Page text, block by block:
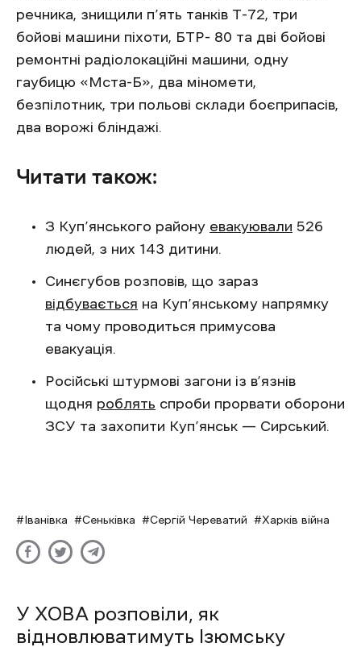
речника, знищили п’ять танків Т-72, три
бойові машини піхоти, БТР- 80 та дві бойові
ремонтні радіолокаційні машини, одну
гаубицю «Мста-Б», два міномети,
безпілотник, три польові склади боєприпасів,
два ворожі бліндажі.
Читати також:
З Куп’янського району евакуювали 526
людей, з них 143 дитини.
Синєгубов розповів, що зараз
відбувається на Куп’янському напрямку
та чому проводиться примусова
евакуація.
Російські штурмові загони із в’язнів
щодня роблять спроби прорвати оборони
ЗСУ та захопити Куп’янськ — Сирський.
Іванівка Сеньківка Сергій Череватий Харків війна
У ХОВА розповіли, як
відновлюватимуть Ізюмську